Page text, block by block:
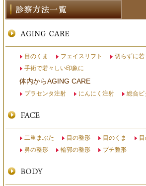
目のくま フェイスリフト
切らずに若
手術で若々しい印象に
体内からAGING CARE
プラセンタ注射 にんにく注射 総合ビ
二重まぶた 目の整形 目のくま
鼻の整形
輪郭の整形 プチ整形